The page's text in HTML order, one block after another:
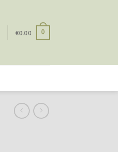
€0.00 0